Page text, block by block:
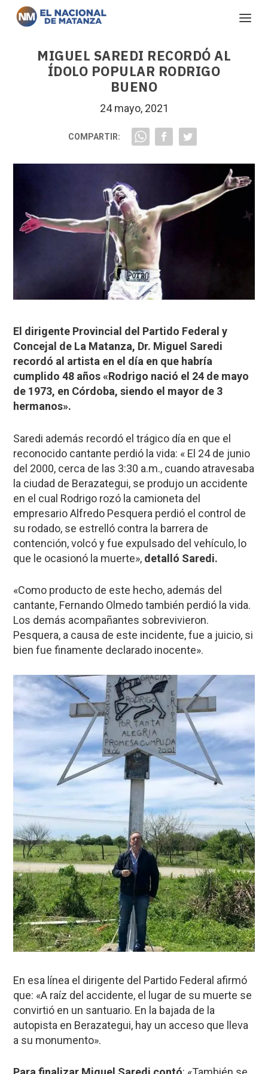
MIGUEL SAREDI RECORDÓ AL
ÍDOLO POPULAR RODRIGO
BUENO
24 mayo, 2021
COMPARTIR:
El dirigente Provincial del Partido Federal y
Concejal de La Matanza, Dr. Miguel Saredi
recordó al artista en el día en que habría
cumplido 48 años «Rodrigo nació el 24 de mayo
de 1973, en Córdoba, siendo el mayor de 3
hermanos».
Saredi además recordó el trágico día en que el
reconocido cantante perdió la vida: « El 24 de junio
del 2000, cerca de las 3:30 a.m., cuando atravesaba
la ciudad de Berazategui, se produjo un accidente
en el cual Rodrigo rozó la camioneta del
empresario Alfredo Pesquera perdió el control de
su rodado, se estrelló contra la barrera de
contención, volcó y fue expulsado del vehículo, lo
que le ocasionó la muerte», detalló Saredi.
«Como producto de este hecho, además del
cantante, Fernando Olmedo también perdió la vida.
Los demás acompañantes sobrevivieron.
Pesquera, a causa de este incidente, fue a juicio, si
bien fue finamente declarado inocente».
En esa línea el dirigente del Partido Federal afirmó
que: «A raíz del accidente, el lugar de su muerte se
convirtió en un santuario. En la bajada de la
autopista en Berazategui, hay un acceso que lleva
a su monumento».